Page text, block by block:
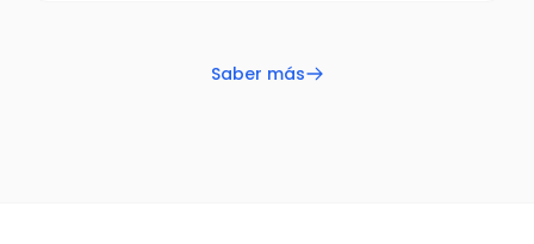
Saber más